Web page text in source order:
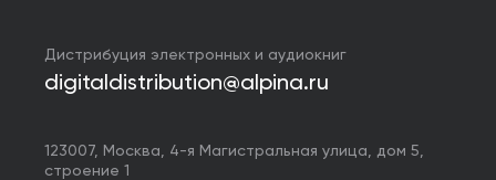
Дистрибуция электронных и аудиокниг
digitaldistribution@alpina.ru
123007, Москва, 4-я Магистральная улица, дом 5,
строение 1